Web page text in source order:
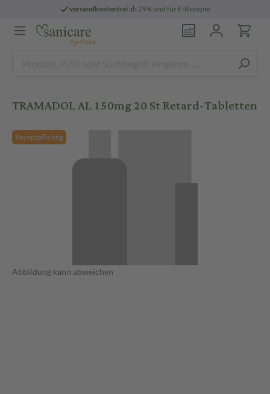
versandkostenfreiab 29 € und für E-Rezepte
TRAMADOL AL 150mg 20 St Retard-Tabletten
Rezeptpflichtig
Abbildung kann abweichen